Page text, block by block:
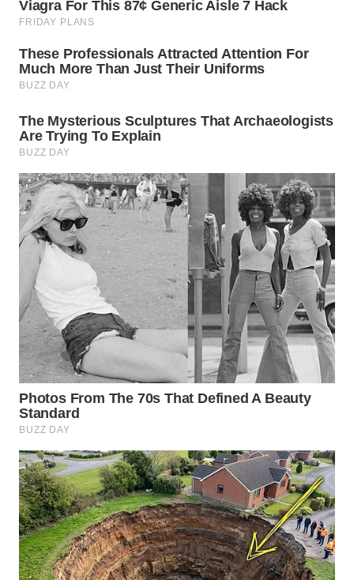
WN
BEKASI
WN
BOGOR
WN
DEPOK
WN
TAPANULI
UTARA
SAMOSIR
WN
PADANG
LAWAS
WN
SUMEDANG
WN
CIANJUR
WN
KEPULAUAN
SERIBU